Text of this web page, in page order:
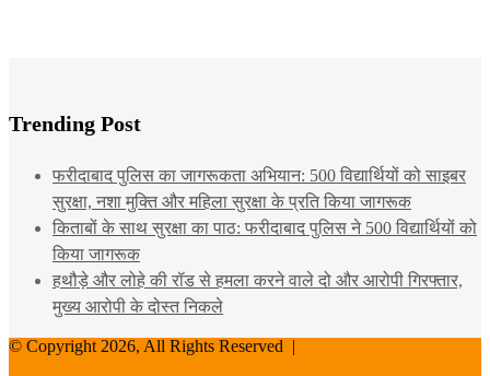
Trending Post
फरीदाबाद पुलिस का जागरूकता अभियान: 500 विद्यार्थियों को साइबर
सुरक्षा, नशा मुक्ति और महिला सुरक्षा के प्रति किया जागरूक
किताबों के साथ सुरक्षा का पाठ: फरीदाबाद पुलिस ने 500 विद्यार्थियों को
किया जागरूक
हथौड़े और लोहे की रॉड से हमला करने वाले दो और आरोपी गिरफ्तार,
मुख्य आरोपी के दोस्त निकले
© Copyright 2026, All Rights Reserved |